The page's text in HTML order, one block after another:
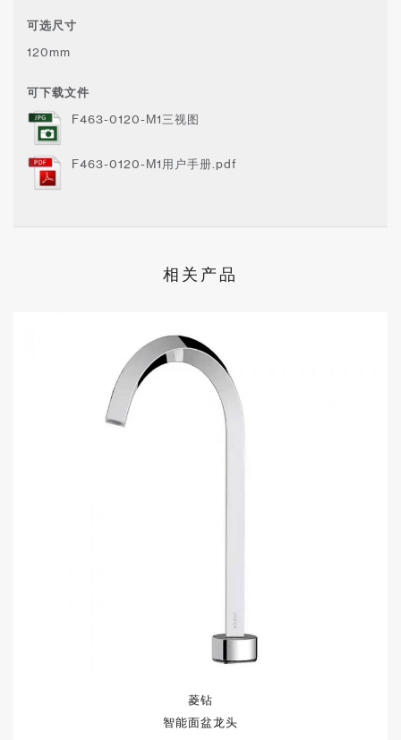
可选尺寸
120mm
可下载文件
F463-0120-M1三视图
F463-0120-M1用户手册.pdf
相关产品
菱钻
智能面盆龙头